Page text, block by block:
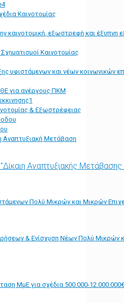
Καινοτομίας
καινοτομική, εξωστρεφή και έξυπνη
Καινοτομίας
υφιστάμενων και νέων κοινωνικών
για ανέργους ΠΚΜ
& Εξωστρέφειας
Αναπτυξιακή Μετάβαση
Αναπτυξιακής
Πολύ Μικρών και Μικρών
& Ενίσχυση Νέων Πολύ Μικρών
ΜμΕ για σχέδια 500.000-